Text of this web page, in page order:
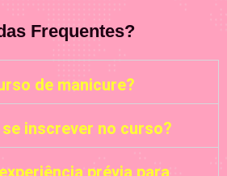
Frequentes?
de manicure?
se inscrever no curso?
prévia para